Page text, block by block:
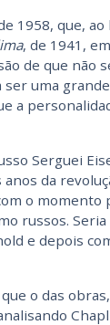
1958, que, ao
, de 1941,
de que não
uma
a
Serguei
da
o momento
russos. Seria
e depois
o das